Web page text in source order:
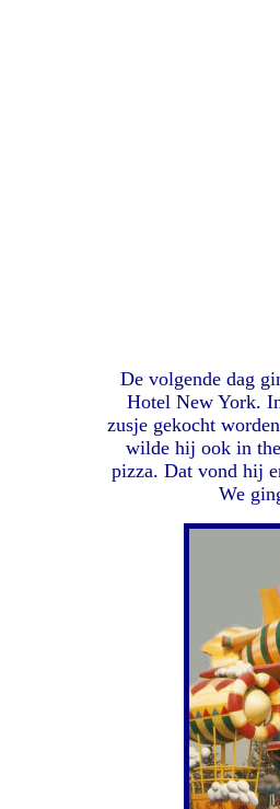
De volgende dag
Hotel New York.
zusje gekocht
wilde hij ook in
pizza. Dat vond hij
We